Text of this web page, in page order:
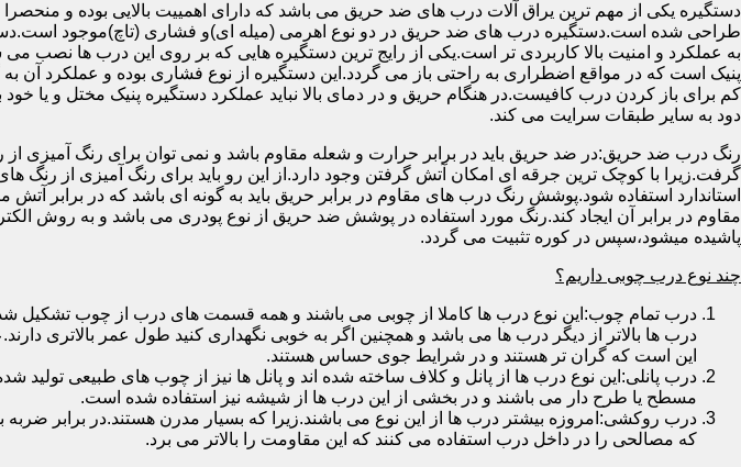
دستگیره یکی از مهم ترین یراق آلات درب های ضد حریق می باشد که دارای اهمییت بالایی بوده و
طراحی شده است.دستگیره درب های ضد حریق در دو نوع اهرمی (میله ای)و فشاری (تاچ)موجود
به عملکرد و امنیت بالا کاربردی تر است.یکی از رایج ترین دستگیره هایی که بر روی این درب ها نصب می
پنیک است که در مواقع اضطراری به راحتی باز می گردد.این دستگیره از نوع فشاری بوده و عملکرد آن
کم برای باز کردن درب کافیست.در هنگام حریق و در دمای بالا نباید عملکرد دستگیره پنیک مختل و یا خود
دود به سایر طبقات سرایت می کند.
رنگ درب ضد حریق:در ضد حریق باید در برابر حرارت و شعله مقاوم باشد و نمی توان برای رنگ آمیزی
گرفت.زیرا با کوچک ترین جرقه ای امکان آتش گرفتن وجود دارد.از این رو باید برای رنگ آمیزی از رنگ
استاندارد استفاده شود.پوشش رنگ درب های مقاوم در برابر حریق باید به گونه ای باشد که در برابر آتش
مقاوم در برابر آن ایجاد کند.رنگ مورد استفاده در پوشش ضد حریق از نوع پودری می باشد و به روش
پاشیده میشود،سپس در کوره تثبیت می گردد.
چند نوع درب چوبی داریم؟
درب تمام چوب:این نوع درب ها کاملا از چوبی می باشند و همه قسمت های درب از چوب تشکیل
درب ها بالاتر از دیگر درب ها می باشد و همچنین اگر به خوبی نگهداری کنید طول عمر بالاتری
این است که گران تر هستند و در شرایط جوی حساس هستند.
درب پانلی:این نوع درب ها از پانل و کلاف ساخته شده اند و پانل ها نیز از چوب های طبیعی تولید
مسطح یا طرح دار می باشند و در بخشی از این درب ها از شیشه نیز استفاده شده است.
درب روکشی:امروزه بیشتر درب ها از این نوع می باشند.زیرا که بسیار مدرن هستند.در برابر ضربه
که مصالحی را در داخل درب استفاده می کنند که این مقاومت را بالاتر می برد.